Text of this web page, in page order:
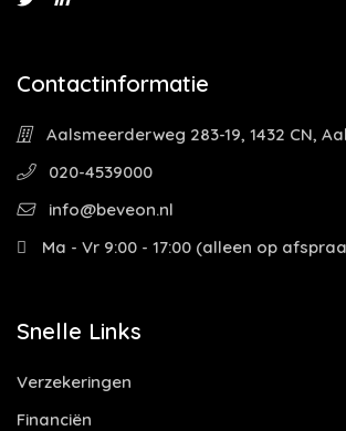
Contactinformatie
Aalsmeerderweg 283-19, 1432 CN,
020-4539000
info@beveon.nl
Ma - Vr 9:00 - 17:00 (alleen op
Snelle Links
Verzekeringen
Financiën